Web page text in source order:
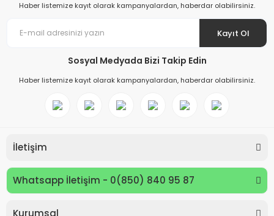
Haber listemize kayıt olarak kampanyalardan, haberdar olabilirsiniz.
Kayıt Ol
Sosyal Medyada Bizi Takip Edin
Haber listemize kayıt olarak kampanyalardan, haberdar olabilirsiniz.
İletişim
Whatsapp İletişim - 0(850) 840 95 87
Kurumsal